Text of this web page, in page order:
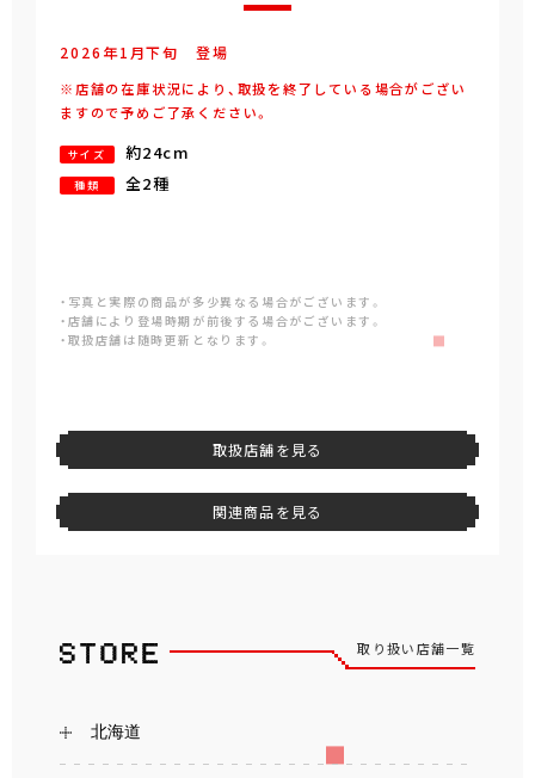
2026年1 月下旬 登場
※店舗の在庫状況により、取扱を終了している場合がござい
ますので予めご了承ください。
サイズ 約24cm
種類 全2種
・写真と実際の商品が多少異なる場合がございます。
・店舗により登場時期が前後する場合がございます。
・取扱店舗は随時更新となります。
取扱店舗を見る
関連商品を見る
取り扱い店舗一覧
北海道